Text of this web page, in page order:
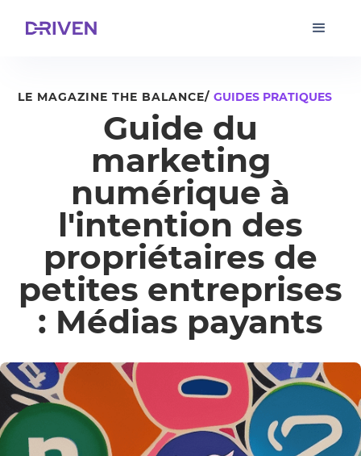
LE MAGAZINE THE BALANCE/ GUIDES PRATIQUES
Guide du
marketing
numérique à
l'intention des
propriétaires de
petites entreprises
: Médias payants